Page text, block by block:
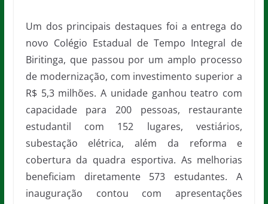
Um dos principais destaques foi a entrega do
novo Colégio Estadual de Tempo Integral de
Biritinga, que passou por um amplo processo
de modernização, com investimento superior a
R$ 5,3 milhões. A unidade ganhou teatro com
capacidade para 200 pessoas, restaurante
estudantil com 152 lugares, vestiários,
subestação elétrica, além da reforma e
cobertura da quadra esportiva. As melhorias
beneficiam diretamente 573 estudantes. A
inauguração contou com apresentações